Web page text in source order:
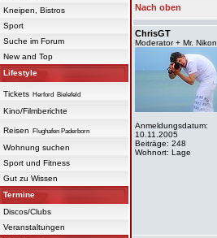
Kneipen, Bistros
Sport
Suche im Forum
New and Top
Lifestyle
Tickets Herford Bielefeld
Kino/Filmberichte
Reisen Flughafen Paderborn
Wohnung suchen
Sport und Fitness
Gut zu Wissen
Termine
Discos/Clubs
Veranstaltungen
Nach oben
ChrisGT
Moderator + Mr. Nikon
Anmeldungsdatum:
10.11.2005
Beiträge: 248
Wohnort: Lage